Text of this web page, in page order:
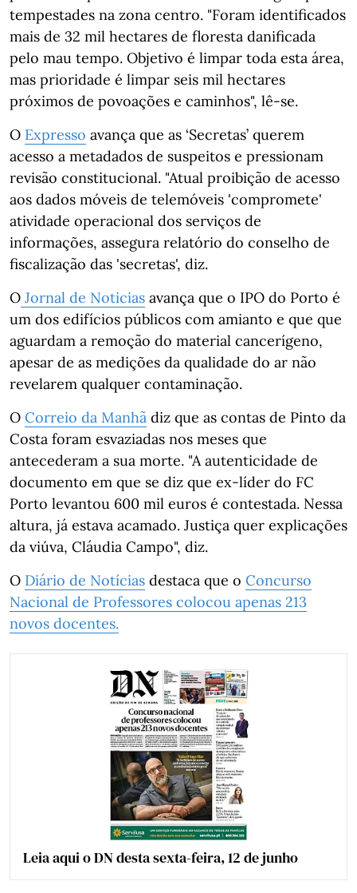
tempestades na zona centro. "Foram identificados
mais de 32 mil hectares de floresta danificada
pelo mau tempo. Objetivo é limpar toda esta área,
mas prioridade é limpar seis mil hectares
próximos de povoações e caminhos", lê-se.
O Expresso avança que as ‘Secretas’ querem
acesso a metadados de suspeitos e pressionam
revisão constitucional. "Atual proibição de acesso
aos dados móveis de telemóveis 'compromete'
atividade operacional dos serviços de
informações, assegura relatório do conselho de
fiscalização das 'secretas', diz.
O Jornal de Noticias avança que o IPO do Porto é
um dos edifícios públicos com amianto e que que
aguardam a remoção do material cancerígeno,
apesar de as medições da qualidade do ar não
revelarem qualquer contaminação.
O Correio da Manhã diz que as contas de Pinto da
Costa foram esvaziadas nos meses que
antecederam a sua morte. "A autenticidade de
documento em que se diz que ex-líder do FC
Porto levantou 600 mil euros é contestada. Nessa
altura, já estava acamado. Justiça quer explicações
da viúva, Cláudia Campo", diz.
O Diário de Notícias destaca que o Concurso
Nacional de Professores colocou apenas 213
novos docentes.
Leia aqui o DN desta sexta-feira, 12 de junho